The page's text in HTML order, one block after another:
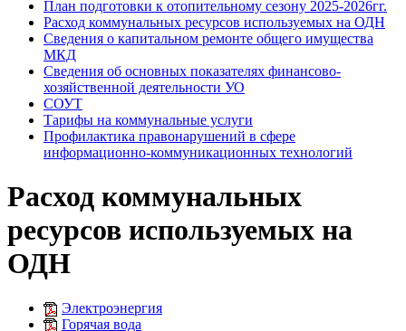
План подготовки к отопительному сезону 2025-2026гг.
Расход коммунальных ресурсов используемых на ОДН
Сведения о капитальном ремонте общего имущества
МКД
Сведения об основных показателях финансово-
хозяйственной деятельности УО
СОУТ
Тарифы на коммунальные услуги
Профилактика правонарушений в сфере
информационно-коммуникационных технологий
Расход коммунальных
ресурсов используемых на
ОДН
Электроэнергия
Горячая вода